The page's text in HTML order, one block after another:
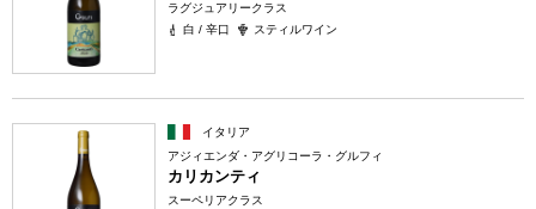
ラグジュアリークラス
白 / 辛口
スティルワイン
イタリア
アジィエンダ・アグリコーラ・グルフィ
カリカンティ
スーペリアクラス